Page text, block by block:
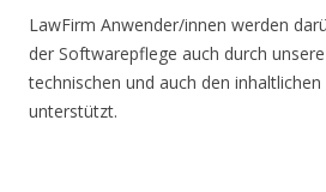
LawFirm Anwender/innen werden
der Softwarepflege auch durch
technischen und auch den
unterstützt.